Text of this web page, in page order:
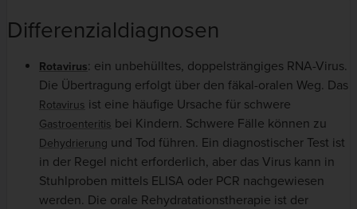
Differenzialdiagnosen
Rotavirus: ein unbehülltes, doppelsträngiges RNA-Virus.
Die Übertragung erfolgt über den fäkal-oralen Weg. Das
Rotavirus ist eine häufige Ursache für schwere
Gastroenteritis bei Kindern. Schwere Fälle können zu
Dehydrierung und Tod führen. Ein diagnostischer Test ist
in der Regel nicht erforderlich, aber das Virus kann in
Stuhlproben mittels ELISA oder PCR nachgewiesen
werden. Die orale Rehydratationstherapie ist der